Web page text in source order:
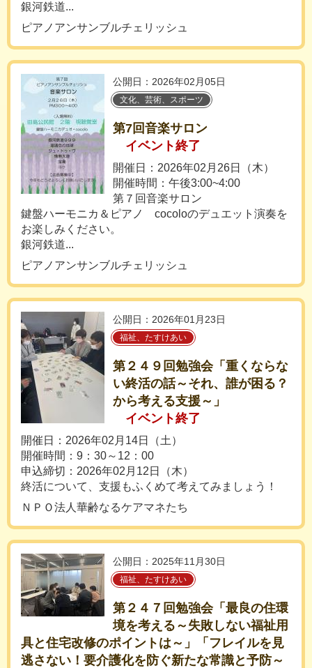
銀河鉄道...
ピアノアンサンブルチェリッシュ
公開日：2026年02月05日
文化、芸術、スポーツ
第7回音楽サロン
イベント終了
開催日：2026年02月26日（木）
開催時間：午後3:00~4:00
第７回音楽サロン
鍵盤ハーモニカ＆ピアノ cocoloのデュエット演奏を
お楽しみください。
銀河鉄道...
ピアノアンサンブルチェリッシュ
公開日：2026年01月23日
福祉、たすけあい
第２４９回勉強会「重くならな
い終活の話～それ、誰が困る？
から考える支援～」
イベント終了
開催日：2026年02月14日（土）
開催時間：9：30～12：00
申込締切：2026年02月12日（木）
終活について、支援もふくめて考えてみましょう！
ＮＰＯ法人華齢なるケアマネたち
公開日：2025年11月30日
福祉、たすけあい
第２４７回勉強会「最良の住環
境を考える～失敗しない福祉用
具と住宅改修のポイントは～」「フレイルを見
逃さない！要介護化を防ぐ新たな常識と予防～